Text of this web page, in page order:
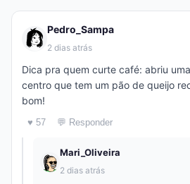
Pedro_Sampa
2 dias atrás
Dica pra quem curte café: abriu
centro que tem um pão de queijo
bom!
♥ 57 💬 Responder
Mari_Oliveira
2 dias atrás